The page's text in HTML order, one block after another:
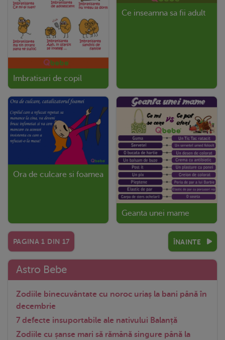
Imbratisari de copil
Ce inseamna sa fii adult
Ora de culcare si foamea
Geanta unei mame
PAGINA 1 DIN 17 ÎNAINTE
Astro Bebe
Zodiile binecuvântate cu noroc uriaș la bani până în
decembrie
7 defecte insuportabile ale nativului Balanță
Zodiile cu șanse mari să rămână singure până la